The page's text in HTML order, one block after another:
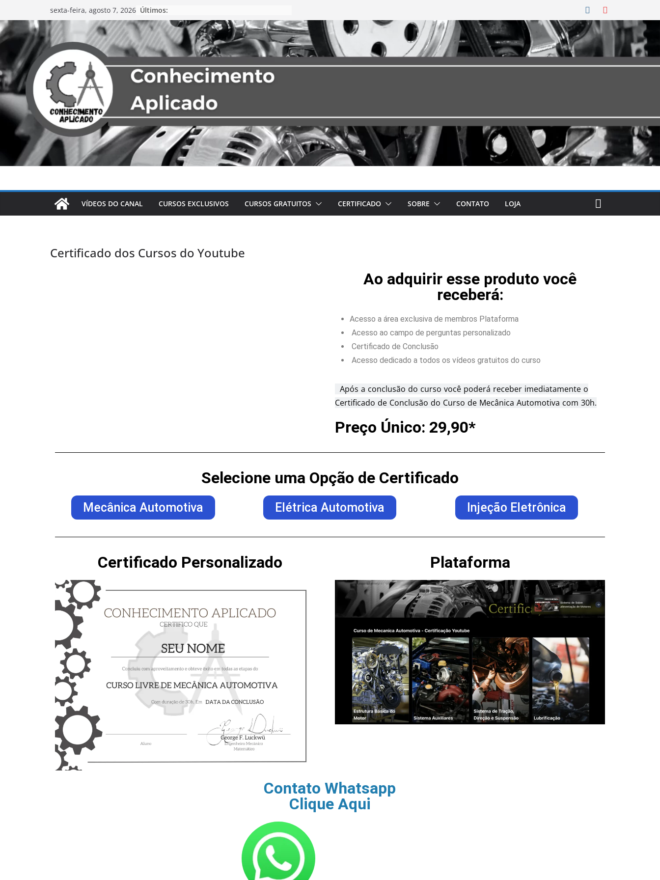
sexta-feira, agosto 7, 2026 Últimos:
VÍDEOS DO CANAL CURSOS EXCLUSIVOS CURSOS GRATUITOS CERTIFICADO SOBRE CONTATO LOJA
Certificado dos Cursos do Youtube
Ao adquirir esse produto você
receberá:
Acesso a área exclusiva de membros Plataforma
Acesso ao campo de perguntas personalizado
Certificado de Conclusão
Acesso dedicado a todos os vídeos gratuitos do curso
Após a conclusão do curso você poderá receber imediatamente o
Certificado de Conclusão do Curso de Mecânica Automotiva com 30h.
Preço Único: 29,90*
Selecione uma Opção de Certificado
Mecânica Automotiva​ Elétrica Automotiva Injeção Eletrônica
Certificado Personalizado Plataforma
Contato Whatsapp
Clique Aqui